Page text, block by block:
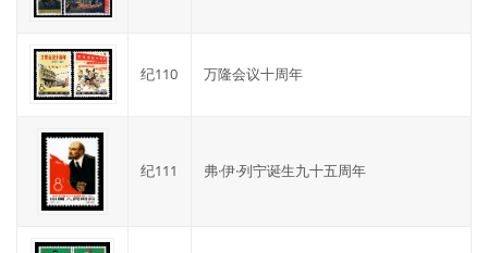
纪110 万隆会议十周年
纪111 弗·伊·列宁诞生九十五周年